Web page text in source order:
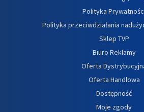
Polityka
Polityka przeciwdziałania
Sklep TVP
Biuro Reklamy
Oferta
Oferta Handlowa
Dostępność
Moje zgody